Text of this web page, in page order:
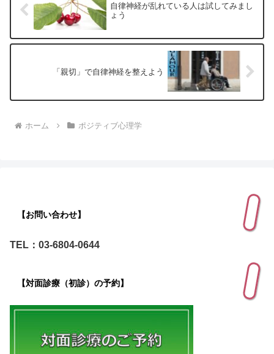
自律神経が乱れている人は試してみまし
ょう
「親切」で自律神経を整えよう
ホーム ポジティブ心理学
【お問い合わせ】
TEL：03-6804-0644
【対面診療（初診）の予約】